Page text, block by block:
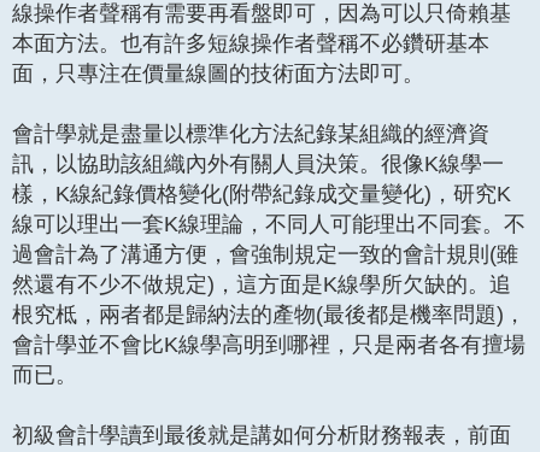
線操作者聲稱有需要再看盤即可，因為可以只倚賴基
本面方法。也有許多短線操作者聲稱不必鑽研基本
面，只專注在價量線圖的技術面方法即可。
會計學就是盡量以標準化方法紀錄某組織的經濟資
訊，以協助該組織內外有關人員決策。很像K線學一
樣，K線紀錄價格變化(附帶紀錄成交量變化)，研究K
線可以理出一套K線理論，不同人可能理出不同套。不
過會計為了溝通方便，會強制規定一致的會計規則(雖
然還有不少不做規定)，這方面是K線學所欠缺的。追
根究柢，兩者都是歸納法的產物(最後都是機率問題)，
會計學並不會比K線學高明到哪裡，只是兩者各有擅場
而已。
初級會計學讀到最後就是講如何分析財務報表，前面